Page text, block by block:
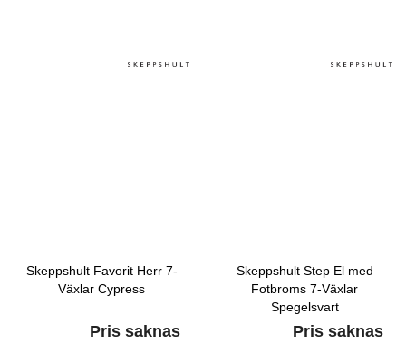
Skeppshult Favorit Herr 7-
Växlar Cypress
Pris saknas
Skeppshult Step El med
Fotbroms 7-Växlar
Spegelsvart
Pris saknas